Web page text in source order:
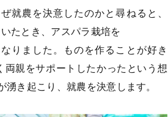
就農を決意したのかと尋ねると、
たとき、アスパラ栽培を
りました。ものを作ることが好き
親をサポートしたかったという想
き起こり、就農を決意します。